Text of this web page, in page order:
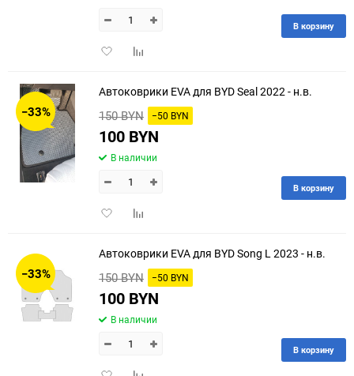
ДобавитьДобавить
В корзину
−33%
Автоковрики EVA для BYD Seal 2022 - н.в.
150 BYN −50 BYN
100 BYN
В наличии
ДобавитьДобавить
В корзину
−33%
Автоковрики EVA для BYD Song L 2023 - н.в.
150 BYN −50 BYN
100 BYN
В наличии
В корзину